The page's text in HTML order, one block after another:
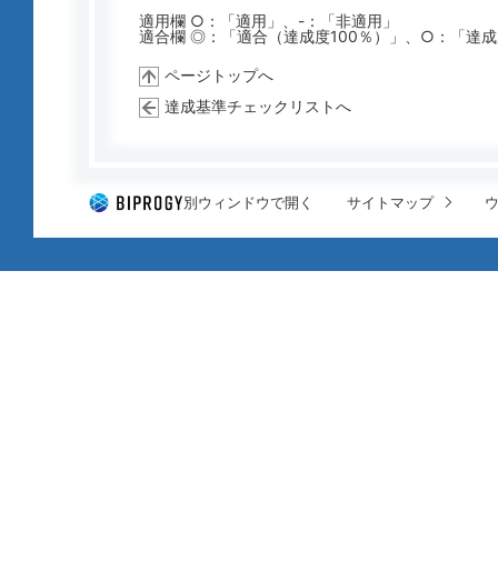
適用欄 ○：「適用」、-：「非適用」
適合欄 ◎：「適合（達成度100％）」、○：「達
ページトップへ
達成基準チェックリストへ
別ウィンドウで開く サイトマップ